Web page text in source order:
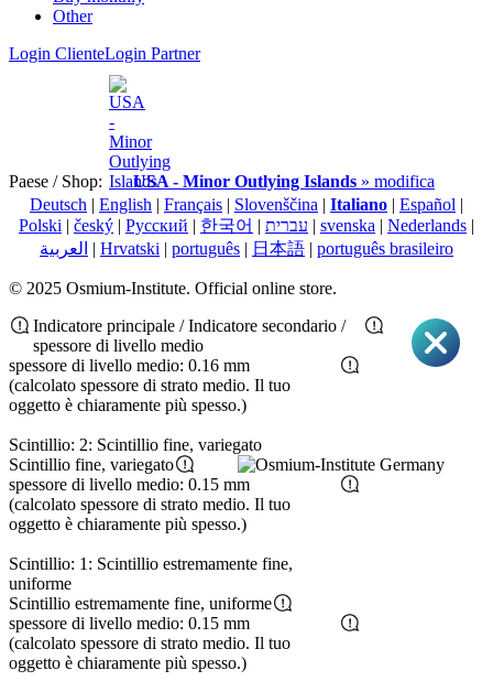
Other
Login ClienteLogin Partner
Paese / Shop: USA - Minor Outlying Islands » modifica
Deutsch | English | Français | Slovenščina | Italiano | Español |
Polski | český | Pусский | 한국어 | עברית | svenska | Nederlands |
العربية | Hrvatski | português | 日本語 | português brasileiro
© 2025 Osmium-Institute. Official online store.
Indicatore principale / Indicatore secondario /
spessore di livello medio
spessore di livello medio: 0.16 mm
(calcolato spessore di strato medio. Il tuo
oggetto è chiaramente più spesso.)
Scintillio: 2: Scintillio fine, variegato
Scintillio fine, variegato
spessore di livello medio: 0.15 mm
(calcolato spessore di strato medio. Il tuo
oggetto è chiaramente più spesso.)
Scintillio: 1: Scintillio estremamente fine,
uniforme
Scintillio estremamente fine, uniforme
spessore di livello medio: 0.15 mm
(calcolato spessore di strato medio. Il tuo
oggetto è chiaramente più spesso.)